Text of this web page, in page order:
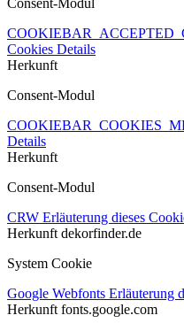
Cookies Details
Herkunft
Consent-Modul
Details
Herkunft
Consent-Modul
CRW Erläuterung dieses
Herkunft dekorfinder.de
System Cookie
Google Webfonts Erläuterung
Herkunft fonts.google.com